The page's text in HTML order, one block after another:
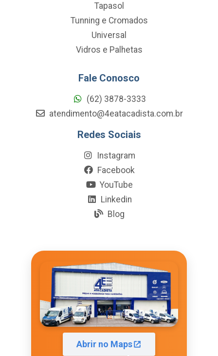
Tapasol
Tunning e Cromados
Universal
Vidros e Palhetas
Fale Conosco
(62) 3878-3333
atendimento@4eatacadista.com.br
Redes Sociais
Instagram
Facebook
YouTube
Linkedin
Blog
Abrir no Maps